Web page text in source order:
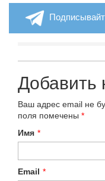
Добавить
Ваш адрес email не
поля помечены *
Имя *
Email *